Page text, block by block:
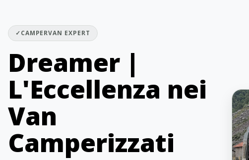
✓CAMPERVAN EXPERT
Dreamer |
L'Eccellenza nei
Van
Camperizzati